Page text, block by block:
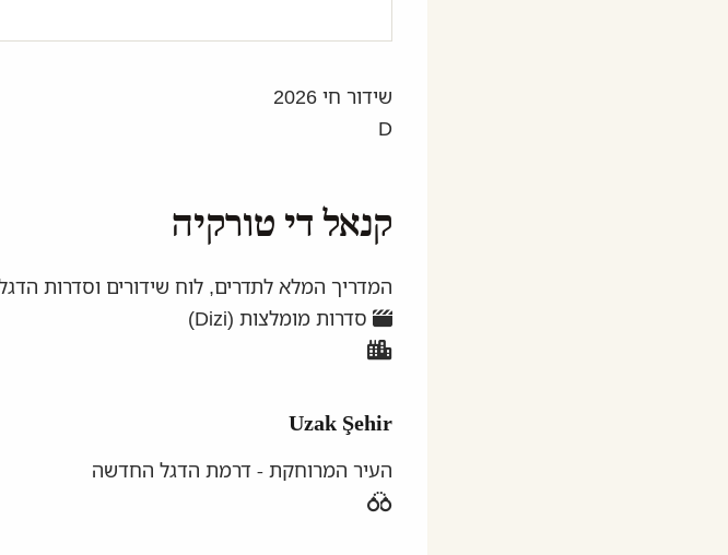
שידור חי 2026
D
קנאל די טורקיה
המדריך המלא לתדרים, לוח שידורים וסדרות
סדרות מומלצות (Dizi)
Uzak Şehir
העיר המרוחקת - דרמת הדגל החדשה